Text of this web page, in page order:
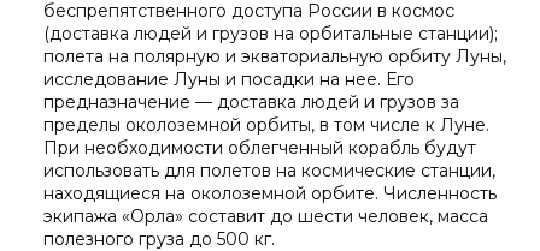
беспрепятственного доступа России в космос
(доставка людей и грузов на орбитальные станции);
полета на полярную и экваториальную орбиту Луны,
исследование Луны и посадки на нее. Его
предназначение — доставка людей и грузов за
пределы околоземной орбиты, в том числе к Луне.
При необходимости облегченный корабль будут
использовать для полетов на космические станции,
находящиеся на околоземной орбите. Численность
экипажа «Орла» составит до шести человек, масса
полезного груза до 500 кг.